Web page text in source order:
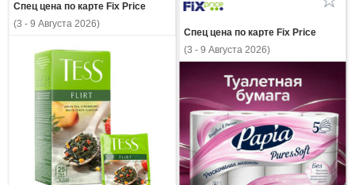
Спец цена по карте Fix Price
(3 - 9 Августа 2026)
Спец цена по карте Fix Price
(3 - 9 Августа 2026)